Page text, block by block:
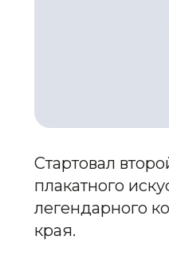
Стартовал
плакатного
легендарного
края.